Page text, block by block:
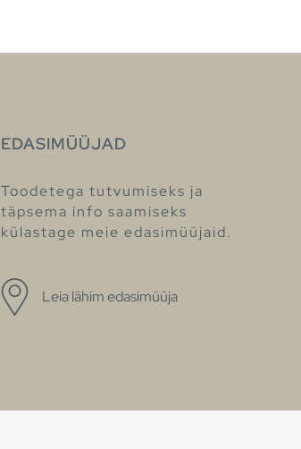
EDASIMÜÜJAD
Toodetega tutvumiseks ja
täpsema info saamiseks
külastage meie edasimüüjaid.
Leia lähim edasimüüja